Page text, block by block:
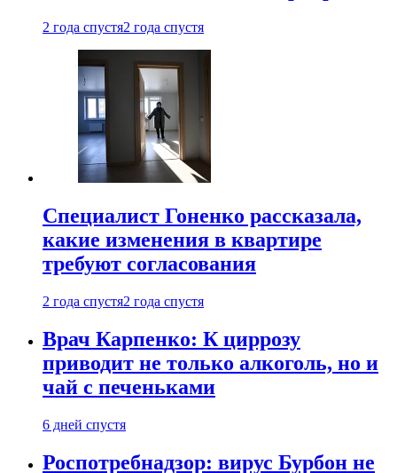
2 года спустя2 года спустя
Специалист Гоненко рассказала,
какие изменения в квартире
требуют согласования
2 года спустя2 года спустя
Врач Карпенко: К циррозу
приводит не только алкоголь, но и
чай с печеньками
6 дней спустя
Роспотребнадзор: вирус Бурбон не